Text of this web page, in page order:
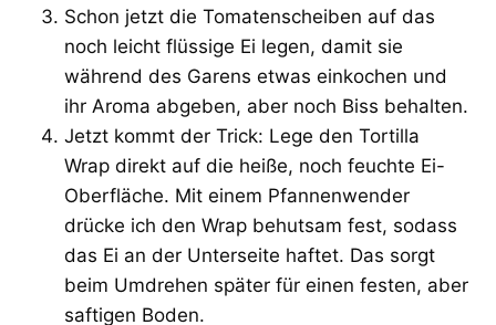
Schon jetzt die Tomatenscheiben auf das
noch leicht flüssige Ei legen, damit sie
während des Garens etwas einkochen und
ihr Aroma abgeben, aber noch Biss behalten.
Jetzt kommt der Trick: Lege den Tortilla
Wrap direkt auf die heiße, noch feuchte Ei-
Oberfläche. Mit einem Pfannenwender
drücke ich den Wrap behutsam fest, sodass
das Ei an der Unterseite haftet. Das sorgt
beim Umdrehen später für einen festen, aber
saftigen Boden.